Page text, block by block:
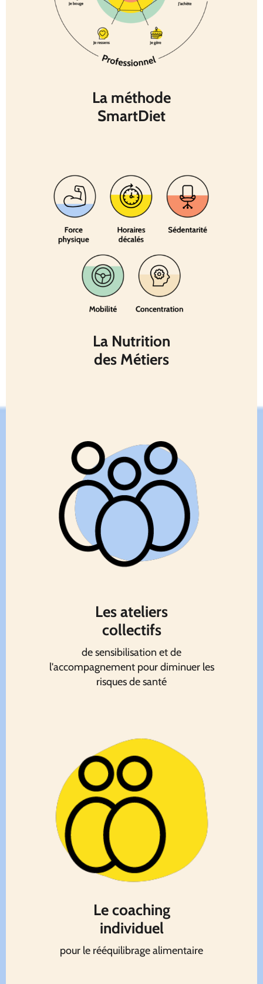
La méthode
SmartDiet
La Nutrition
des Métiers
Les ateliers
collectifs
de sensibilisation et de
l'accompagnement pour diminuer les
risques de santé
Le coaching
individuel
pour le rééquilibrage alimentaire